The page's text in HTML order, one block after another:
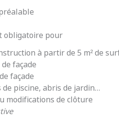
obligatoire pour
à partir de 5 m² de
façade
façade
piscine, abris de jardin…
modifications de clôture